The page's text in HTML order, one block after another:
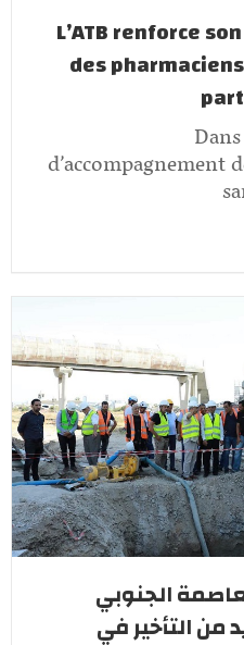
L’ATB renforce
des
d’accompagnement
الجنوبي
من التأخير في